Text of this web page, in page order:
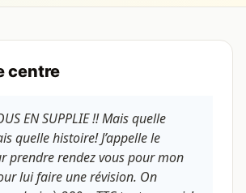
centre
EN SUPPLIE !! Mais quelle
quelle histoire! J’appelle le
prendre rendez vous pour mon
lui faire une révision. On